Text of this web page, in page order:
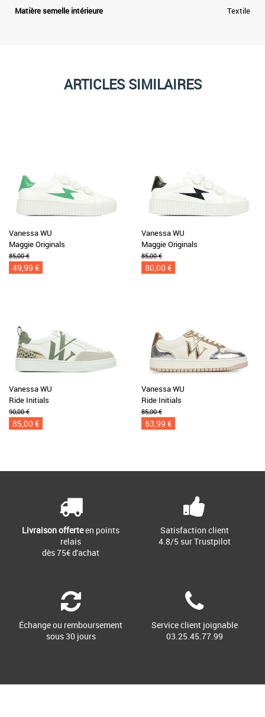
Matière semelle intérieure Textile
ARTICLES SIMILAIRES
Vanessa WU
Maggie Originals
85,00 €
49,99 €
Vanessa WU
Maggie Originals
85,00 €
80,00 €
Vanessa WU
Ride Initials
90,00 €
85,00 €
Vanessa WU
Ride Initials
85,00 €
63,99 €
Livraison offerteen points
relais
dès 75€ d'achat
Satisfaction client
4.8/5 sur Trustpilot
Échange ou remboursement
sous 30 jours
Service client joignable
03.25.45.77.99